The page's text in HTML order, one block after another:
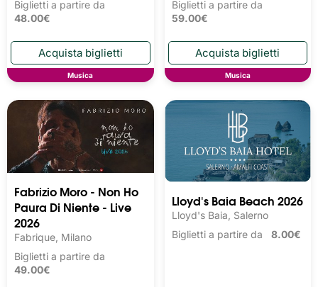
Biglietti a partire da
48.00€
Musica
Biglietti a partire da
59.00€
Musica
Fabrizio Moro - Non Ho
Paura Di Niente - Live
2026
Fabrique, Milano
Biglietti a partire da
49.00€
Lloyd's Baia Beach 2026
Lloyd's Baia, Salerno
Biglietti a partire da 8.00€